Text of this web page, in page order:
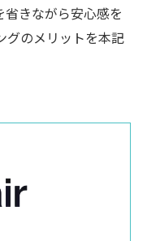
きながら安心感を
グのメリットを本記